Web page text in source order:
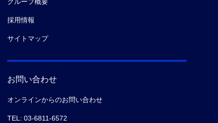
採用情報
サイトマップ
お問い合わせ
オンラインからのお問い合わせ
TEL: 03-6811-6572